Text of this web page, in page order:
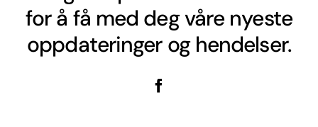
for å få med deg våre nyeste
oppdateringer og hendelser.